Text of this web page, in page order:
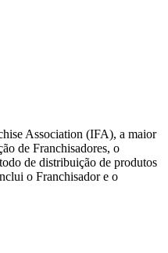
Association (IFA), a maior
de Franchisadores, o
de distribuição de produtos
o Franchisador e o